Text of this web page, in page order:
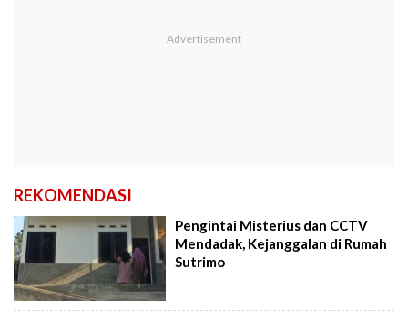
REKOMENDASI
Pengintai Misterius dan CCTV
Mendadak, Kejanggalan di Rumah
Sutrimo